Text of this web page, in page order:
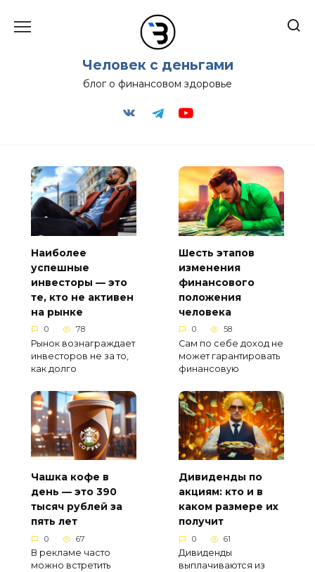
содержанию
Человек с деньгами
блог о финансовом здоровье
Наиболее
успешные
инвесторы — это
те, кто не активен
на рынке
0 78
Рынок вознаграждает
инвесторов не за то,
как долго
Шесть этапов
изменения
финансового
положения
человека
0 58
Сам по себе доход не
может гарантировать
финансовую
Чашка кофе в
день — это 390
тысяч рублей за
пять лет
0 67
В рекламе часто
можно встретить
Дивиденды по
акциям: кто и в
каком размере их
получит
0 61
Дивиденды
выплачиваются из